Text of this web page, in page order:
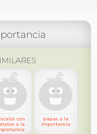
con
a la
papas a la
importancia